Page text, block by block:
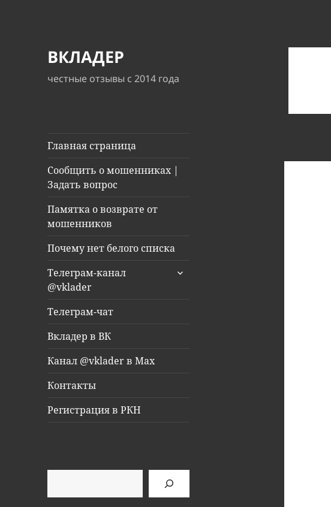
ВКЛАДЕР
честные отзывы с 2014 года
Главная страница
Сообщить о мошенниках |
Задать вопрос
Памятка о возврате от
мошенников
Почему нет белого списка
Телеграм-канал
@vklader
раскрыть
Телеграм-чат
Вкладер в ВК
Канал @vklader в Max
Контакты
Регистрация в РКН